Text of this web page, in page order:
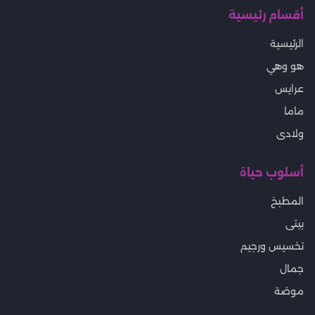
أقسام رئيسية
الرئيسية
هو وهي
عرايس
ماما
ولادى
أسلوب حياة
المطبخ
بيتى
تخسيس ورجيم
جمال
موضة